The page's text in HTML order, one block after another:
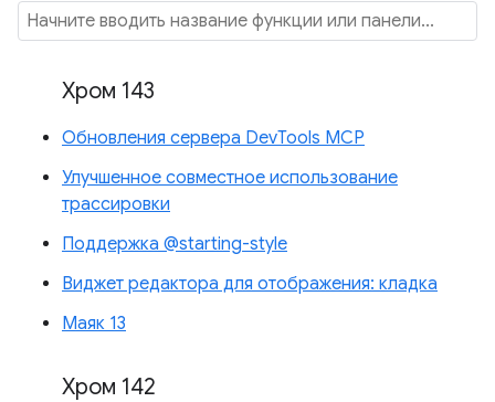
Хром 143
Обновления сервера DevTools MCP
Улучшенное совместное использование
трассировки
Поддержка @starting-style
Виджет редактора для отображения: кладка
Маяк 13
Хром 142